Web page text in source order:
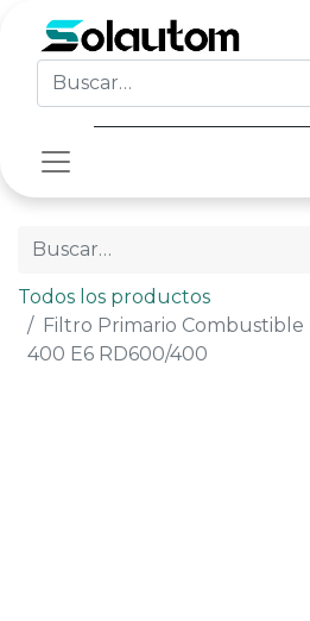
Todos los productos
Filtro Primario Combustible
400 E6 RD600/400